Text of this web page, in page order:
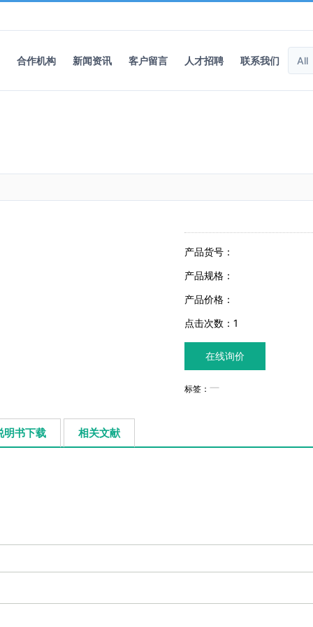
合作机构 新闻资讯 客户留言 人才招聘 联系我们
产品货号：
产品规格：
产品价格：
点击次数： 1
在线询价
标签：
明书下载 相关文献